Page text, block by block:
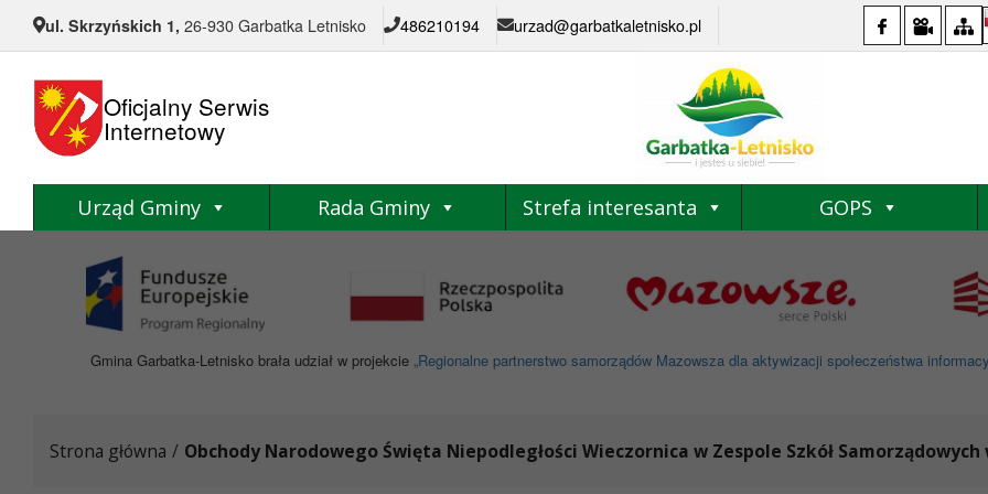
ul. Skrzyńskich 1, 26-930 Garbatka Letnisko 486210194 urzad@garbatkaletnisko.pl
Oficjalny Serwis
Internetowy
Urząd Gminy Rada Gminy Strefa interesanta GOPS
Gmina Garbatka-Letnisko brała udział w projekcie „Regionalne partnerstwo samorządów Mazowsza dla aktywizacji społeczeństwa
Strona główna / Obchody Narodowego Święta Niepodległości Wieczornica w Zespole Szkół